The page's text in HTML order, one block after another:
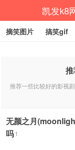
凯发k8
摘笑图片 搞笑gif
推荐一些比较好的影视
无颜之月
吗1